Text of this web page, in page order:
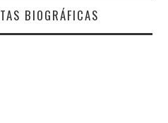
BIOGRÁFICAS